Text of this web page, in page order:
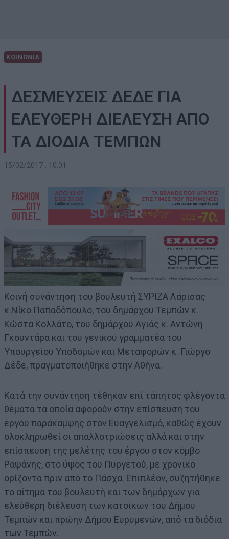
ΚΟΙΝΩΝΙΑ
ΔΕΣΜΕΥΣΕΙΣ ΔΕΔΕ ΓΙΑ
ΕΛΕΥΘΕΡΗ ΔΙΕΛΕΥΣΗ ΑΠΟ
ΤΑ ΔΙΟΔΙΑ ΤΕΜΠΩΝ
15/02/2017 , 10:01
Κοινή συνάντηση του βουλευτή ΣΥΡΙΖΑ Λάρισας
κ.Νίκο Παπαδόπουλο, του δημάρχου Τεμπών κ.
Κώστα Κολλάτο, του δημάρχου Αγιάς κ. Αντώνη
Γκουντάρα και του γενικού γραμματέα του
Υπουργείου Υποδομών και Μεταφορών κ. Γιώργο
Δέδε, πραγματοποιήθηκε στην Αθήνα.
Κατά την συνάντηση τέθηκαν επί τάπητος φλέγοντα
θέματα τα οποία αφορούν στην επίσπευση του
έργου παράκαμψης στον Ευαγγελισμό, καθώς έχουν
ολοκληρωθεί οι απαλλοτριώσεις αλλά και στην
επίσπευση της μελέτης του έργου στον κόμβο
Ραψάνης, στο ύψος του Πυργετού, με χρονικό
ορίζοντα πριν από το Πάσχα. Επιπλέον, συζητήθηκε
το αίτημα του βουλευτή και των δημάρχων για
ελεύθερη διέλευση των κατοίκων του Δήμου
Τεμπών και πρώην Δήμου Ευρυμενών, από τα διόδια
των Τεμπών.